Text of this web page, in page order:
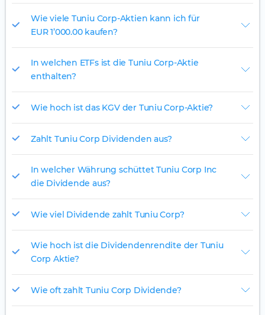
Wie viele Tuniu Corp-Aktien kann ich für
EUR 1’000.00 kaufen?
In welchen ETFs ist die Tuniu Corp-Aktie
enthalten?
Wie hoch ist das KGV der Tuniu Corp-Aktie?
Zahlt Tuniu Corp Dividenden aus?
In welcher Währung schüttet Tuniu Corp Inc
die Dividende aus?
Wie viel Dividende zahlt Tuniu Corp?
Wie hoch ist die Dividendenrendite der Tuniu
Corp Aktie?
Wie oft zahlt Tuniu Corp Dividende?